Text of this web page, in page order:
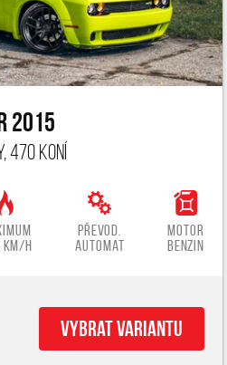
2015
470 koní
km/h
Převod.
automat
Motor
benzin
Vybrat variantu